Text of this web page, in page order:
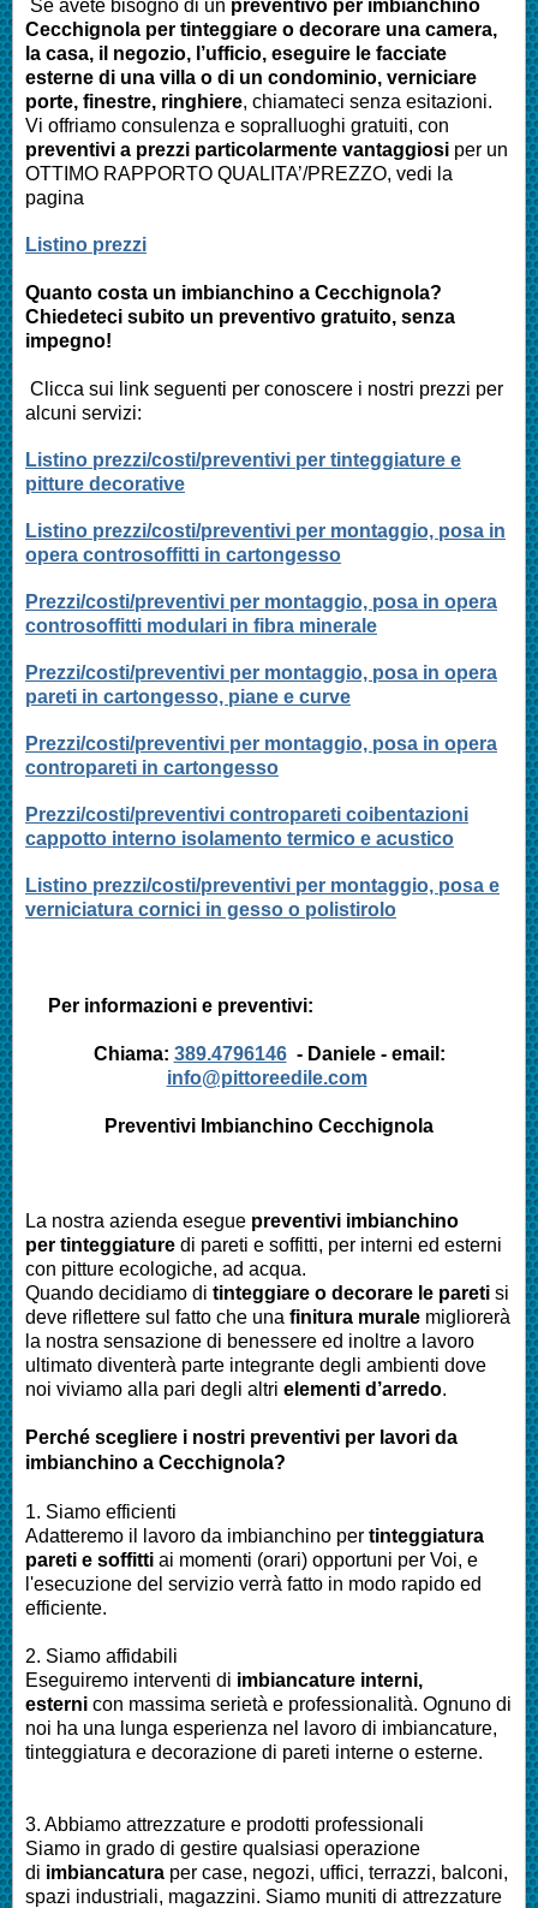
Se avete bisogno di un preventivo per imbianchino
Cecchignola per tinteggiare o decorare una camera,
la casa, il negozio, l’ufficio, eseguire le facciate
esterne di una villa o di un condominio, verniciare
porte, finestre, ringhiere, chiamateci senza esitazioni.
Vi offriamo consulenza e sopralluoghi gratuiti, con
preventivi a prezzi particolarmente vantaggiosi per un
OTTIMO RAPPORTO QUALITA’/PREZZO, vedi la
pagina
Listino prezzi
Quanto costa un imbianchino a Cecchignola?
Chiedeteci subito un preventivo gratuito, senza
impegno!
Clicca sui link seguenti per conoscere i nostri prezzi per
alcuni servizi:
Listino prezzi/costi/preventivi per tinteggiature e
pitture decorative
Listino prezzi/costi/preventivi per montaggio, posa in
opera controsoffitti in cartongesso
Prezzi/costi/preventivi per montaggio, posa in opera
controsoffitti modulari in fibra minerale
Prezzi/costi/preventivi per montaggio, posa in opera
pareti in cartongesso, piane e curve
Prezzi/costi/preventivi per montaggio, posa in opera
contropareti in cartongesso
Prezzi/costi/preventivi contropareti coibentazioni
cappotto interno isolamento termico e acustico
Listino prezzi/costi/preventivi per montaggio, posa e
verniciatura cornici in gesso o polistirolo
Per informazioni e preventivi:
Chiama: 389.4796146- Daniele - email:
info@pittoreedile.com
Preventivi Imbianchino Cecchignola
La nostra azienda esegue preventivi imbianchino
per tinteggiature di pareti e soffitti, per interni ed esterni
con pitture ecologiche, ad acqua.
Quando decidiamo di tinteggiare o decorare le pareti si
deve riflettere sul fatto che una finitura murale migliorerà
la nostra sensazione di benessere ed inoltre a lavoro
ultimato diventerà parte integrante degli ambienti dove
noi viviamo alla pari degli altri elementi d’arredo.
Perché scegliere i nostri preventivi per lavori da
imbianchino a Cecchignola?
1. Siamo efficienti
Adatteremo il lavoro da imbianchino per tinteggiatura
pareti e soffitti ai momenti (orari) opportuni per Voi, e
l'esecuzione del servizio verrà fatto in modo rapido ed
efficiente.
2. Siamo affidabili
Eseguiremo interventi di imbiancature interni,
esterni con massima serietà e professionalità. Ognuno di
noi ha una lunga esperienza nel lavoro di imbiancature,
tinteggiatura e decorazione di pareti interne o esterne.
3. Abbiamo attrezzature e prodotti professionali
Siamo in grado di gestire qualsiasi operazione
di imbiancatura per case, negozi, uffici, terrazzi, balconi,
spazi industriali, magazzini. Siamo muniti di attrezzature